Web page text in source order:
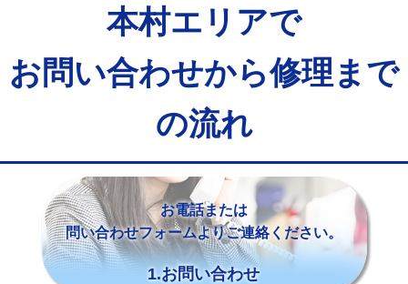
本村エリアで
お問い合わせから修理まで
の流れ
お電話または
問い合わせフォームよりご連絡ください。
1.お問い合わせ